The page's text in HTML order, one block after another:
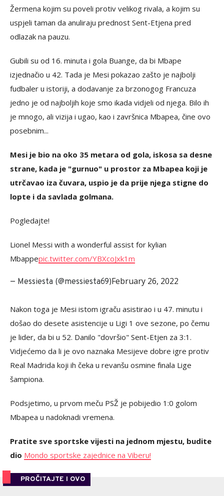
Žermena kojim su poveli protiv velikog rivala, a kojim su
uspjeli taman da anuliraju prednost Sent-Etjena pred
odlazak na pauzu.
Gubili su od 16. minuta i gola Buange, da bi Mbape
izjednačio u 42. Tada je Mesi pokazao zašto je najbolji
fudbaler u istoriji, a dodavanje za brzonogog Francuza
jedno je od najboljih koje smo ikada vidjeli od njega. Bilo ih
je mnogo, ali vizija i ugao, kao i završnica Mbapea, čine ovo
posebnim...
Mesi je bio na oko 35 metara od gola, iskosa sa desne
strane, kada je "gurnuo" u prostor za Mbapea koji je
utrčavao iza čuvara, uspio je da prije njega stigne do
lopte i da savlada golmana.
Pogledajte!
Lionel Messi with a wonderful assist for kylian
Mbappepic.twitter.com/YBXcoJxk1m
— Messiesta (@messiesta69)February 26, 2022
Nakon toga je Mesi istom igraču asistirao i u 47. minutu i
došao do desete asistencije u Ligi 1 ove sezone, po čemu
je lider, da bi u 52. Danilo "dovršio" Sent-Etjen za 3:1.
Vidjećemo da li je ovo naznaka Mesijeve dobre igre protiv
Real Madrida koji ih čeka u revanšu osmine finala Lige
šampiona.
Podsjetimo, u prvom meču PSŽ je pobijedio 1:0 golom
Mbapea u nadoknadi vremena.
Pratite sve sportske vijesti na jednom mjestu, budite
dio Mondo sportske zajednice na Viberu!
PROČITAJTE I OVO